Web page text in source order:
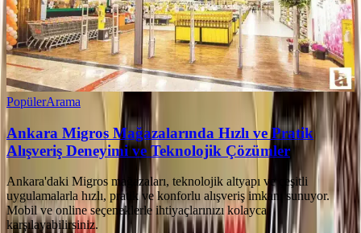
PopülerArama
Ankara Migros Mağazalarında Hızlı ve Pratik
Alışveriş Deneyimi ve Teknolojik Çözümler
Ankara'daki Migros mağazaları, teknolojik altyapı ve çeşitli
uygulamalarla hızlı, pratik ve konforlu alışveriş imkanı sunuyor.
Mobil ve online seçeneklerle ihtiyaçlarınızı kolayca
karşılayabilirsiniz.